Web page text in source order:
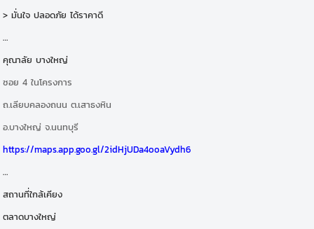
> มั่นใจ ปลอดภัย ได้ราคาดี
…
คุณาลัย บางใหญ่
ซอย 4 ในโครงการ
ถ.เลียบคลองถนน ต.เสาธงหิน
อ.บางใหญ่ จ.นนทบุรี
https://maps.app.goo.gl/2idHjUDa4ooaVydh6
…
สถานที่ใกล้เคียง
ตลาดบางใหญ่